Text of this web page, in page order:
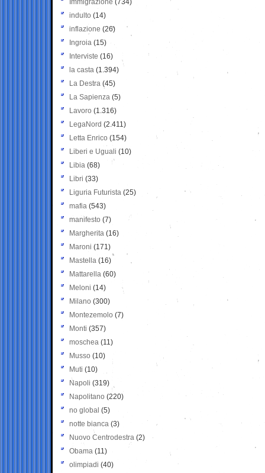
Immigrazione (734)
indulto (14)
inflazione (26)
Ingroia (15)
Interviste (16)
la casta (1.394)
La Destra (45)
La Sapienza (5)
Lavoro (1.316)
LegaNord (2.411)
Letta Enrico (154)
Liberi e Uguali (10)
Libia (68)
Libri (33)
Liguria Futurista (25)
mafia (543)
manifesto (7)
Margherita (16)
Maroni (171)
Mastella (16)
Mattarella (60)
Meloni (14)
Milano (300)
Montezemolo (7)
Monti (357)
moschea (11)
Musso (10)
Muti (10)
Napoli (319)
Napolitano (220)
no global (5)
notte bianca (3)
Nuovo Centrodestra (2)
Obama (11)
olimpiadi (40)